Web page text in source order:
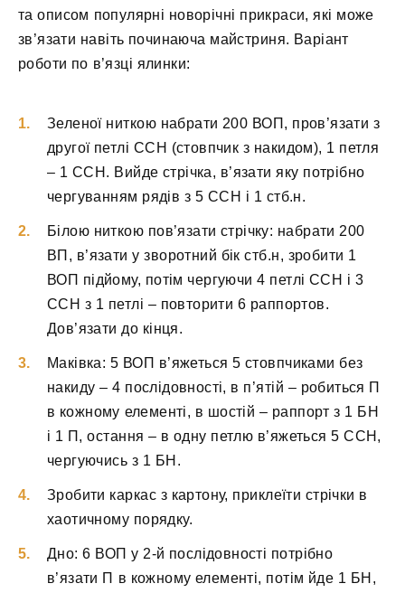
та описом популярні новорічні прикраси, які може
зв’язати навіть починаюча майстриня. Варіант
роботи по в’язці ялинки:
Зеленої ниткою набрати 200 ВОП, пров’язати з
другої петлі ССН (стовпчик з накидом), 1 петля
– 1 ССН. Вийде стрічка, в’язати яку потрібно
чергуванням рядів з 5 ССН і 1 стб.н.
Білою ниткою пов’язати стрічку: набрати 200
ВП, в’язати у зворотний бік стб.н, зробити 1
ВОП підйому, потім чергуючи 4 петлі ССН і 3
ССН з 1 петлі – повторити 6 раппортов.
Дов’язати до кінця.
Маківка: 5 ВОП в’яжеться 5 стовпчиками без
накиду – 4 послідовності, в п’ятій – робиться П
в кожному елементі, в шостій – раппорт з 1 БН
і 1 П, остання – в одну петлю в’яжеться 5 ССН,
чергуючись з 1 БН.
Зробити каркас з картону, приклеїти стрічки в
хаотичному порядку.
Дно: 6 ВОП у 2-й послідовності потрібно
в’язати П в кожному елементі, потім йде 1 БН,